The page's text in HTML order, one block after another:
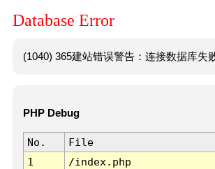
Database Error
(1040) 365建站错误警告：连接数据库失
PHP Debug
No. File
1
/index.php